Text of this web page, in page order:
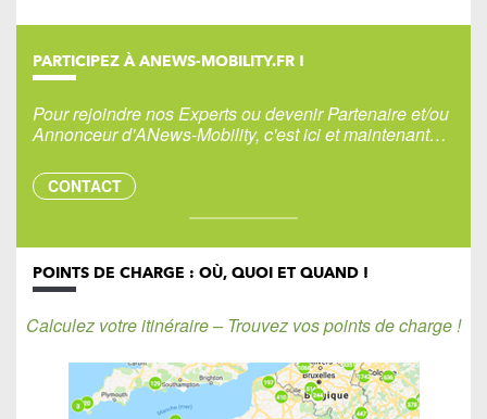
PARTICIPEZ À ANEWS-MOBILITY.FR !
Pour rejoindre nos Experts ou devenir Partenaire et/ou
Annonceur d'ANews-Mobility, c'est ici et maintenant…
CONTACT
POINTS DE CHARGE : OÙ, QUOI ET QUAND !
Calculez votre itinéraire – Trouvez vos points de charge !